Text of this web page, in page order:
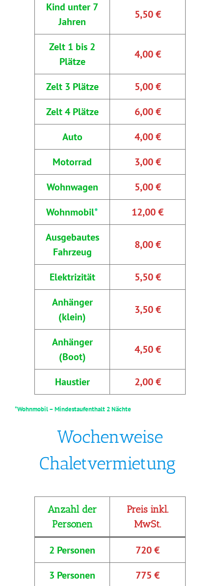
Kind unter 7
Jahren
5,50 €
Zelt 1 bis 2
Plätze
4,00 €
Zelt 3 Plätze
5,00 €
Zelt 4 Plätze
6,00 €
Auto
4,00 €
Motorrad
3,00 €
Wohnwagen
5,00 €
Wohnmobil*
12,00 €
Ausgebautes
Fahrzeug
8,00 €
Elektrizität
5,50 €
Anhänger
(klein)
3,50 €
Anhänger
(Boot)
4,50 €
Haustier 2,00 €
*Wohnmobil – Mindestaufenthalt 2 Nächte
Wochenweise
Chaletvermietung
Anzahl der
Personen
Preis inkl.
MwSt.
2 Personen
720 €
3 Personen
775 €